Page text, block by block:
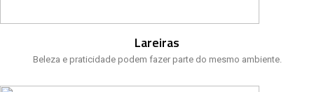
Lareiras
Beleza e praticidade podem fazer parte do mesmo ambiente.